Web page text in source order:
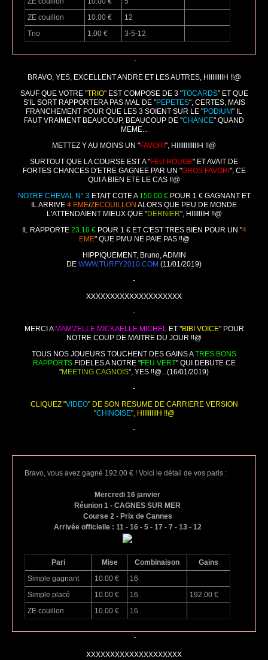
ZE couillon
10.00 €
12
Trio
1.00 € 3-5-12
-
BRAVO, YES, EXCELLENT ANDRE ET LES AUTRES, HIIIIIIIIH !!@
SAUF QUE VOTRE "TRIO" EST COMPOSE DE 3 "TOCARDS" ET QUE
S'IL SORT RAPPORTERA PAS MAL DE "PEPETES", CERTES, MAIS
FRANCHEMENT POUR QUE LES 3 SOIENT SUR LE "PODIUM" IL
FAUT VRAIMENT BEAUCOUP, BEAUCOUP DE "CHANCE" QUAND
MEME...
METTEZ Y AU MOINS UN "FAVORI ", HIIIIIIIIIIIIH !!@
SURTOUT QUE LA COURSE EST A "FEU ROUGE" ET AVAIT DE
FORTES CHANCES D'ETRE GAGNEE PAR UN "GROS FAVORI ", CE
QUI A BIEN ETE LE CAS !!@
NOTRE CHEVAL N° 3ETAIT COTE A 150.00 €POUR 1 € GAGNANT ET
IL ARRIVE 4 EME/ZECOUILLON ALORS QUE PEU DE MONDE
L'ATTENDAIENT MIEUX QUE "DERNIER", HIIIIIIIH !!@
IL RAPPORTE 23.10 € POUR 1 € ET C'EST TRES BIEN POUR UN "4
EME" QUE PMU NE PAIE PAS !!@
HIPPIQUEMENT, Bruno, ADMIN
DE WWW.TURFY2010.COM (11/01/2019)
-
XXXXXXXXXXXXXXXXXXXX
-
MERCI A MAM'ZELLE MICKAELLE MICHELET "BIBI VOICE" POUR
NOTRE COUP DE MAITRE DU JOUR !!@
TOUS NOS JOUEURS TOUCHENT DES GAINS ATRES BONS
RAPPORTSFIDELES A NOTRE "FEU VERT" QUI DEBUTE CE
"MEETING CAGNOIS", YES !!@...(16/01/2019)
-
CLIQUEZ "VIDEO" DE SON RESUME DE CARRIERE VERSION
"CHINOISE", HIIIIIIIIH !!@
-
Bravo, vous avez gagné 192.00 € ! Voici le détail de vos paris :
Mercredi 16 janvier
Réunion 1 - CAGNES SUR MER
Course 2 - Prix de Cannes
Arrivée officielle : 11 - 16 - 5 - 17 - 7 - 13 - 12
Pari Mise Combinaison
Gains
Simple gagnant
10.00 €
16
Simple placé
10.00 € 16
192.00 €
ZE couillon
10.00 € 16
-
XXXXXXXXXXXXXXXXXXXX